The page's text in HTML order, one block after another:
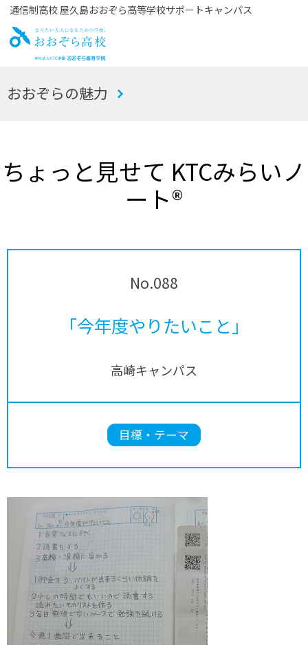
通信制高校 屋久島おおぞら高等学校サポートキャンパス
お
おおぞらの魅力
ちょっと見せて KTCみらいノ
ート®
No.088
「今年度やりたいこと」
高崎キャンパス
目標・テーマ